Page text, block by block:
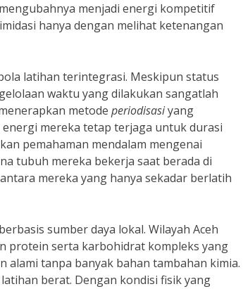
menjadi energi kompetitif
hanya dengan melihat ketenangan
latihan terintegrasi. Meskipun status
waktu yang dilakukan sangatlah
metode periodisasiyang
mereka tetap terjaga untuk durasi
pemahaman mendalam mengenai
tubuh mereka bekerja saat berada di
mereka yang hanya sekadar berlatih
sumber daya lokal. Wilayah Aceh
protein serta karbohidrat kompleks yang
tanpa banyak bahan tambahan kimia.
berat. Dengan kondisi fisik yang